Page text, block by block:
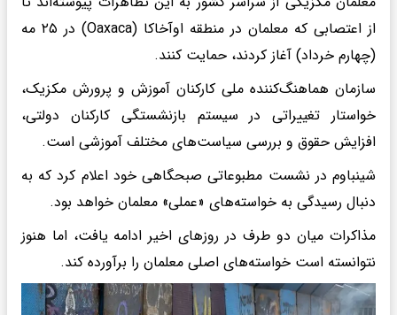
از اعتصابی که معلمان در منطقه اوآخاکا (Oaxaca) در ۲۵ مه
(چهارم خرداد) آغاز کردند، حمایت کنند.
سازمان هماهنگ‌کننده ملی کارکنان آموزش و پرورش مکزیک،
خواستار تغییراتی در سیستم بازنشستگی کارکنان دولتی،
افزایش حقوق و بررسی سیاست‌های مختلف آموزشی است.
شینباوم در نشست مطبوعاتی صبحگاهی خود اعلام کرد که به
دنبال رسیدگی به خواسته‌های «عملی» معلمان خواهد بود.
مذاکرات میان دو طرف در روزهای اخیر ادامه یافت، اما هنوز
نتوانسته است خواسته‌های اصلی معلمان را برآورده کند.